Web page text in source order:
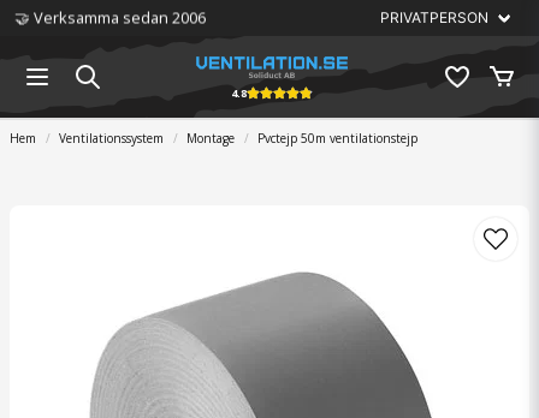
🤝 Verksamma sedan 2006
4.8
Hem Ventilationssystem Montage Pvctejp 50m ventilationstejp